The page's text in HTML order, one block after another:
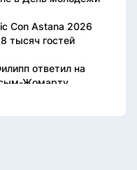
Con Astana 2026
тысяч гостей
ответил на
Жомарту